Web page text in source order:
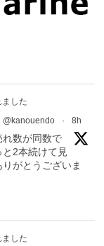
した
@kanouendo · 8h
数が同数で
2本続けて見
がとうございま
した